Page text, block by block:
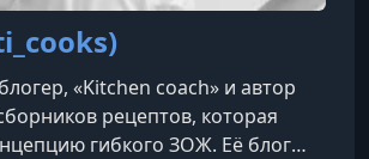
«Kitchen coach» и автор
рецептов, которая
гибкого ЗОЖ. Её блог